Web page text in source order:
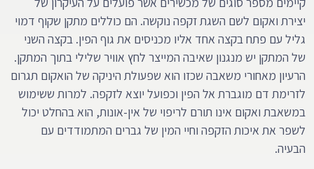
יצירת ואקום לשם השגת זקפה נוקשה. הם כוללים מתקן שקוף דמוי
גליל עם פתח בקצה אחד אליו מכניסים את גוף הפין. בקצה השני
של המתקן יש מנגנון שאיבה המייצר לחץ אוויר שלילי בתוך המתקן.
הרעיון מאחורי משאבה שכזו הוא שפעולת היניקה של הואקום תגרום
לזרימת דם מוגברת אל הפין וכפועל יוצא לזקפה. למרות ששימוש
במשאבת ואקום אינו תורם לריפוי של אין-אונות, הוא בהחלט יכול
לשפר את איכות הזקפה וחיי המין של גברים המתמודדים עם
הבעיה.